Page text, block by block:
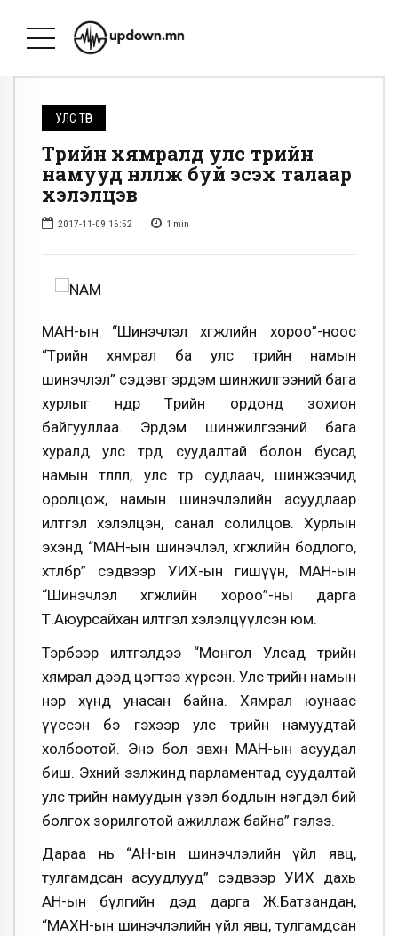
УЛС ТӨР
Төрийн хямралд улс төрийн
намууд нөлөөлж буй эсэх талаар
хэлэлцэв
2017-11-09 16:52 1 min
МАН-ын “Шинэчлэл хөгжлийн хороо”-ноос
“Төрийн хямрал ба улс төрийн намын
шинэчлэл” сэдэвт эрдэм шинжилгээний бага
хурлыг өнөөдөр Төрийн ордонд зохион
байгууллаа. Эрдэм шинжилгээний бага
хуралд улс төрд суудалтай болон бусад
намын төлөөлөл, улс төр судлаач, шинжээчид
оролцож, намын шинэчлэлийн асуудлаар
илтгэл хэлэлцэн, санал солилцов. Хурлын
эхэнд “МАН-ын шинэчлэл, хөгжлийн бодлого,
хөтөлбөр” сэдвээр УИХ-ын гишүүн, МАН-ын
“Шинэчлэл хөгжлийн хороо”-ны дарга
Т.Аюурсайхан илтгэл хэлэлцүүлсэн юм.
Тэрбээр илтгэлдээ “Монгол Улсад төрийн
хямрал дээд цэгтээ хүрсэн. Улс төрийн намын
нэр хүнд унасан байна. Хямрал юунаас
үүссэн бэ гэхээр улс төрийн намуудтай
холбоотой. Энэ бол зөвхөн МАН-ын асуудал
биш. Эхний ээлжинд парламентад суудалтай
улс төрийн намуудын үзэл бодлын нэгдэл бий
болгох зорилготой ажиллаж байна” гэлээ.
Дараа нь “АН-ын шинэчлэлийн үйл явц,
тулгамдсан асуудлууд” сэдвээр УИХ дахь
АН-ын бүлгийн дэд дарга Ж.Батзандан,
“МАХН-ын шинэчлэлийн үйл явц, тулгамдсан